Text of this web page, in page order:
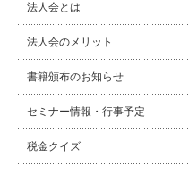
法人会とは
法人会のメリット
書籍頒布のお知らせ
セミナー情報・行事予定
税金クイズ